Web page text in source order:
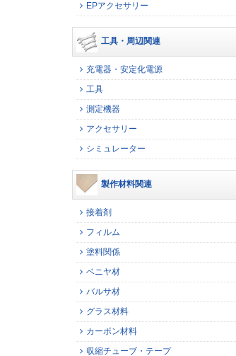
EPアクセサリー
工具・周辺関連
充電器・安定化電源
工具
測定機器
アクセサリー
シミュレーター
製作材料関連
接着剤
フィルム
塗料関係
ベニヤ材
バルサ材
グラス材料
カーボン材料
収縮チューブ・テープ